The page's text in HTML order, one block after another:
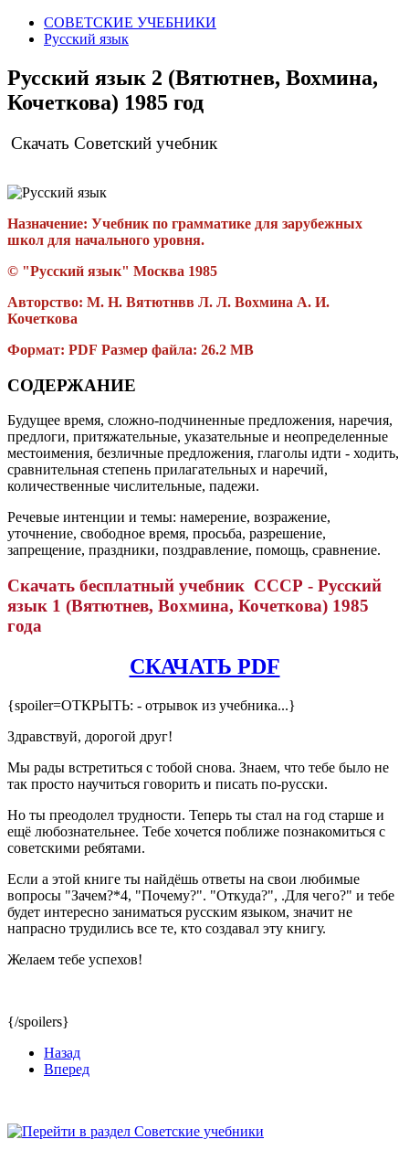
СОВЕТСКИЕ УЧЕБНИКИ
Русский язык
Русский язык 2 (Вятютнев, Вохмина,
Кочеткова) 1985 год
Скачать Советский учебник
Назначение: Учебник по грамматике для зарубежных
школ для начального уровня.
© "Русский язык" Москва 1985
Авторство: М. Н. Вятютнвв Л. Л. Вохмина А. И.
Кочеткова
Формат: PDF Размер файла: 26.2 MB
СОДЕРЖАНИЕ
Будущее время, сложно-подчиненные предложения, наречия,
предлоги, притяжательные, указательные и неопределенные
местоимения, безличные предложения, глаголы идти - ходить,
сравнительная степень прилагательных и наречий,
количественные числительные, падежи.
Речевые интенции и темы: намерение, возражение,
уточнение, свободное время, просьба, разрешение,
запрещение, праздники, поздравление, помощь, сравнение.
Скачать бесплатный учебник СССР - Русский
язык 1 (Вятютнев, Вохмина, Кочеткова) 1985
года
СКАЧАТЬ PDF
{spoiler=ОТКРЫТЬ: - отрывок из учебника...}
Здравствуй, дорогой друг!
Мы рады встретиться с тобой снова. Знаем, что тебе было не
так просто научиться говорить и писать по-русски.
Но ты преодолел трудности. Теперь ты стал на год старше и
ещё любознательнее. Тебе хочется поближе познакомиться с
советскими ребятами.
Если а этой книге ты найдёшь ответы на свои любимые
вопросы "Зачем?*4, "Почему?". "Откуда?", .Для чего?" и тебе
будет интересно заниматься русским языком, значит не
напрасно трудились все те, кто создавал эту книгу.
Желаем тебе успехов!
{/spoilers}
Назад
Вперед